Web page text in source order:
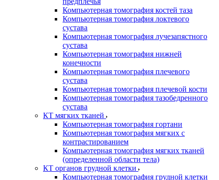
Компьютерная томография костей таза
Компьютерная томография локтевого
сустава
Компьютерная томография лучезапястного
сустава
Компьютерная томография нижней
конечности
Компьютерная томография плечевого
сустава
Компьютерная томография плечевой кости
Компьютерная томография тазобедренного
сустава
КТ мягких тканей
Компьютерная томография гортани
Компьютерная томография мягких с
контрастированием
Компьютерная томография мягких тканей
(определенной области тела)
КТ органов грудной клетки
Компьютерная томография грудной клетки